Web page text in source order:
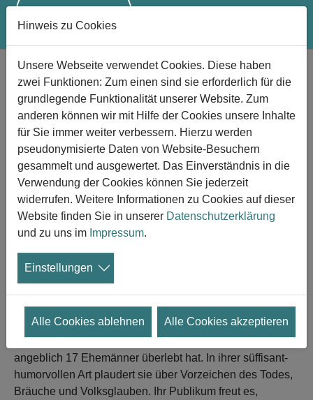
Unterwegs mit der
"Friedhofsflüsterin" auf dem
Duisburger Waldfriedhof
Ein Bericht von Dirk R. Schuchardt
07.11.2023
Eine seltsame Anspannung liegt in der
Trauerhalle des Waldfriedhofs. Gleich wird
sie kommen: Die schwarze Witwe. Und
schon verstummen die Gespräche der rund
100 Zuschauer, als sie auch schon aus den hinteren
Reihen nach vorne kommt. Mit ihrem auffallend
Lockenmähne scheint sie wie aus der Zeit gefallen. Was
sie auch ist. Schließlich ist die "Friedhofsflüsterin" eine
Witwe, die im 19. Jahrhundert beheimatet ist und
angeblich 17 Ehemänner überlebt hat. In ihrer süffisant-
humorvollen Art plaudert sie über Vorzeichen des Todes,
Bräuche und Volksglauben. Ihr Publikum freut es,
Hinweis zu Cookies
Unsere Webseite verwendet Cookies. Diese haben
zwei Funktionen: Zum einen sind sie erforderlich für die
grundlegende Funktionalität unserer Website. Zum
anderen können wir mit Hilfe der Cookies unsere Inhalte
für Sie immer weiter verbessern. Hierzu werden
pseudonymisierte Daten von Website-Besuchern
gesammelt und ausgewertet. Das Einverständnis in die
Verwendung der Cookies können Sie jederzeit
widerrufen. Weitere Informationen zu Cookies auf dieser
Website finden Sie in unserer Datenschutzerklärung
und zu uns im Impressum.
Einstellungen
Alle Cookies ablehnen Alle Cookies akzeptieren